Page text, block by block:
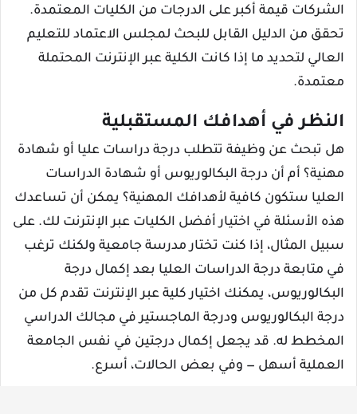
الشركات قيمة أكبر على الدرجات من الكليات المعتمدة.
تحقق من الدليل القابل للبحث لمجلس الاعتماد للتعليم
العالي لتحديد ما إذا كانت الكلية عبر الإنترنت المحتملة
معتمدة.
النظر في أهدافك المستقبلية
هل تبحث عن وظيفة تتطلب درجة دراسات عليا أو شهادة
مهنية؟ أم أن درجة البكالوريوس أو شهادة الدراسات
العليا ستكون كافية لأهدافك المهنية؟ يمكن أن تساعدك
هذه الأسئلة في اختيار أفضل الكليات عبر الإنترنت لك. على
سبيل المثال، إذا كنت تختار مدرسة جامعية ولكنك ترغب
في متابعة درجة الدراسات العليا بعد إكمال درجة
البكالوريوس، يمكنك اختيار كلية عبر الإنترنت تقدم كل من
درجة البكالوريوس ودرجة الماجستير في مجالك الدراسي
المخطط له. قد يجعل إكمال درجتين في نفس الجامعة
العملية أسهل — وفي بعض الحالات، أسرع.